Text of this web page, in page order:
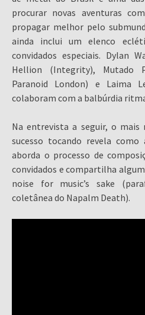
procurar novas aventuras
propagar melhor pelo
ainda inclui um elenco
convidados especiais. Dylan
Hellion (Integrity), Mutado
Paranoid London) e Laima
colaboram com a balbúrdia
Na entrevista a seguir, o mais
sucesso tocando revela
aborda o processo de
convidados e compartilha
noise for music’s sake
coletânea do Napalm Death).